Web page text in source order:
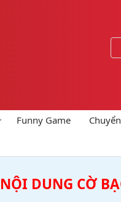
Funny Game
DUNG CỜ